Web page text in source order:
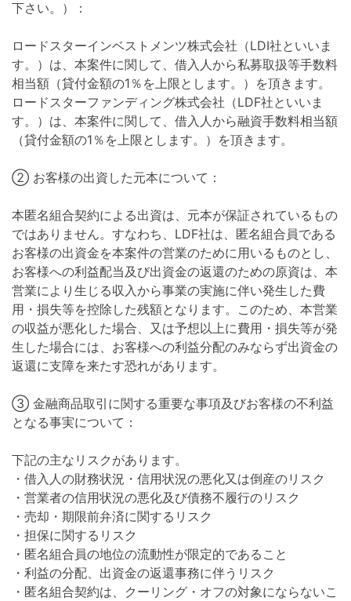
下さい。）：
ロードスターインベストメンツ株式会社（LDI社といいま
す。）は、本案件に関して、借入人から私募取扱等手数料
相当額（貸付金額の1％を上限とします。）を頂きます。
ロードスターファンディング株式会社（LDF社といいま
す。）は、本案件に関して、借入人から融資手数料相当額
（貸付金額の1％を上限とします。）を頂きます。
② お客様の出資した元本について：
本匿名組合契約による出資は、元本が保証されているもの
ではありません。すなわち、LDF社は、匿名組合員である
お客様の出資金を本案件の営業のために用いるものとし、
お客様への利益配当及び出資金の返還のための原資は、本
営業により生じる収入から事業の実施に伴い発生した費
用・損失等を控除した残額となります。このため、本営業
の収益が悪化した場合、又は予想以上に費用・損失等が発
生した場合には、お客様への利益分配のみならず出資金の
返還に支障を来たす恐れがあります。
③ 金融商品取引に関する重要な事項及びお客様の不利益
となる事実について：
下記の主なリスクがあります。
・借入人の財務状況・信用状況の悪化又は倒産のリスク
・営業者の信用状況の悪化及び債務不履行のリスク
・売却・期限前弁済に関するリスク
・担保に関するリスク
・匿名組合員の地位の流動性が限定的であること
・利益の分配、出資金の返還事務に伴うリスク
・匿名組合契約は、クーリング・オフの対象にならないこ